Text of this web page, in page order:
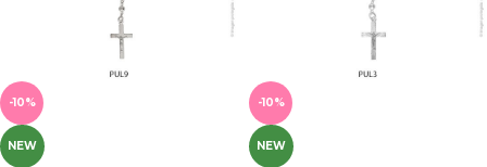
-10%
NEW
-10%
NEW